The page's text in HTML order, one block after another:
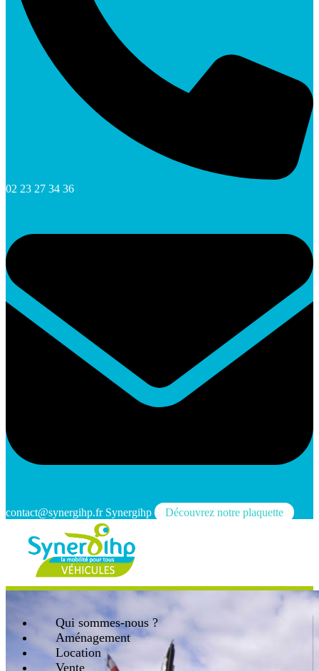
02 23 27 34 36
contact@synergihp.fr Synergihp Découvrez notre plaquette
Qui sommes-nous ?
Aménagement
Location
Vente